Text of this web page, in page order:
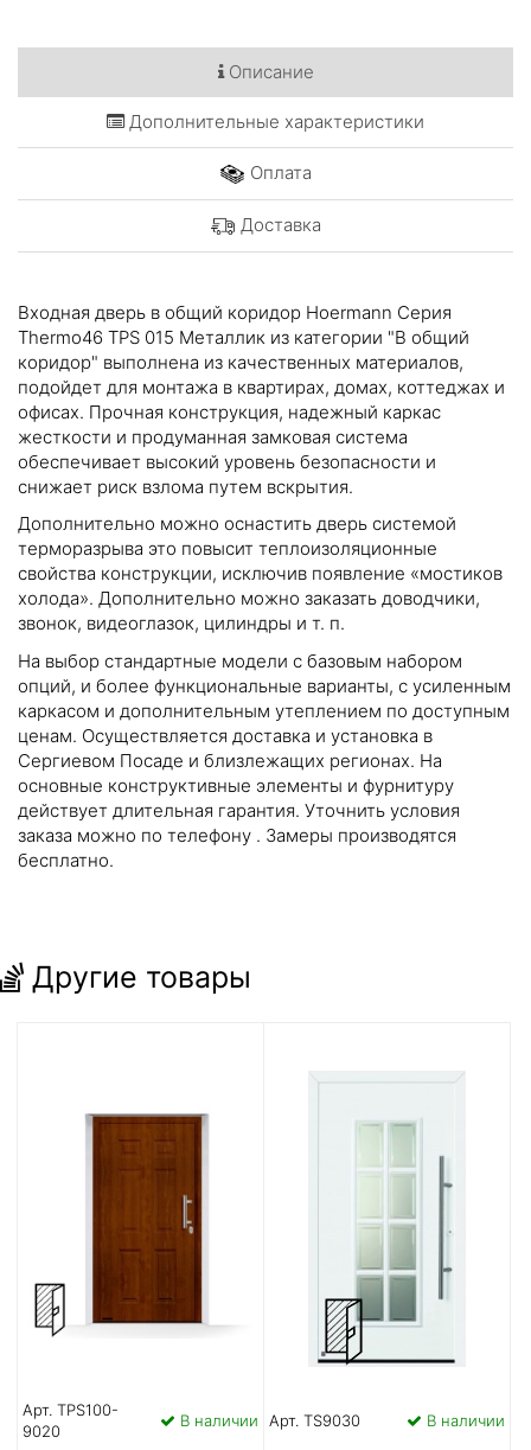
Описание
Дополнительные характеристики
Оплата
Доставка
Входная дверь в общий коридор Hoermann Серия
Thermo46 TPS 015 Металлик из категории "В общий
коридор" выполнена из качественных материалов,
подойдет для монтажа в квартирах, домах, коттеджах и
офисах. Прочная конструкция, надежный каркас
жесткости и продуманная замковая система
обеспечивает высокий уровень безопасности и
снижает риск взлома путем вскрытия.
Дополнительно можно оснастить дверь системой
терморазрыва это повысит теплоизоляционные
свойства конструкции, исключив появление «мостиков
холода». Дополнительно можно заказать доводчики,
звонок, видеоглазок, цилиндры и т. п.
На выбор стандартные модели с базовым набором
опций, и более функциональные варианты, с усиленным
каркасом и дополнительным утеплением по доступным
ценам. Осуществляется доставка и установка в
Сергиевом Посаде и близлежащих регионах. На
основные конструктивные элементы и фурнитуру
действует длительная гарантия. Уточнить условия
заказа можно по телефону . Замеры производятся
бесплатно.
Другие товары
Арт. TPS100-
9020
В наличии Арт. TS9030 В наличии